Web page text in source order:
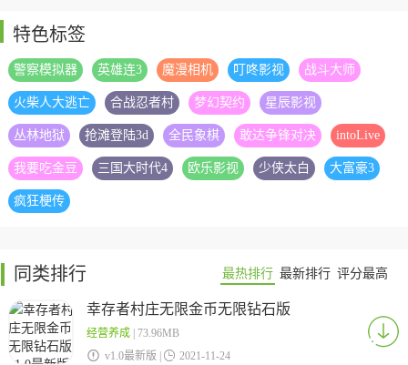
加查俱乐部凹凸世
特色标签
警察模拟器 英雄连3 魔漫相机 叮咚影视 战斗大师
火柴人大逃亡 合战忍者村 梦幻契约 星辰影视
丛林地狱 抢滩登陆3d 全民象棋 敢达争锋对决 intoLive
我要吃金豆 三国大时代4 欧乐影视 少侠太白 大富豪3
疯狂梗传
同类排行 最热排行 最新排行 评分最高
幸存者村庄无限金币无限钻石版
经营养成| 73.96MB
 v1.0最新版 |  2021-11-24